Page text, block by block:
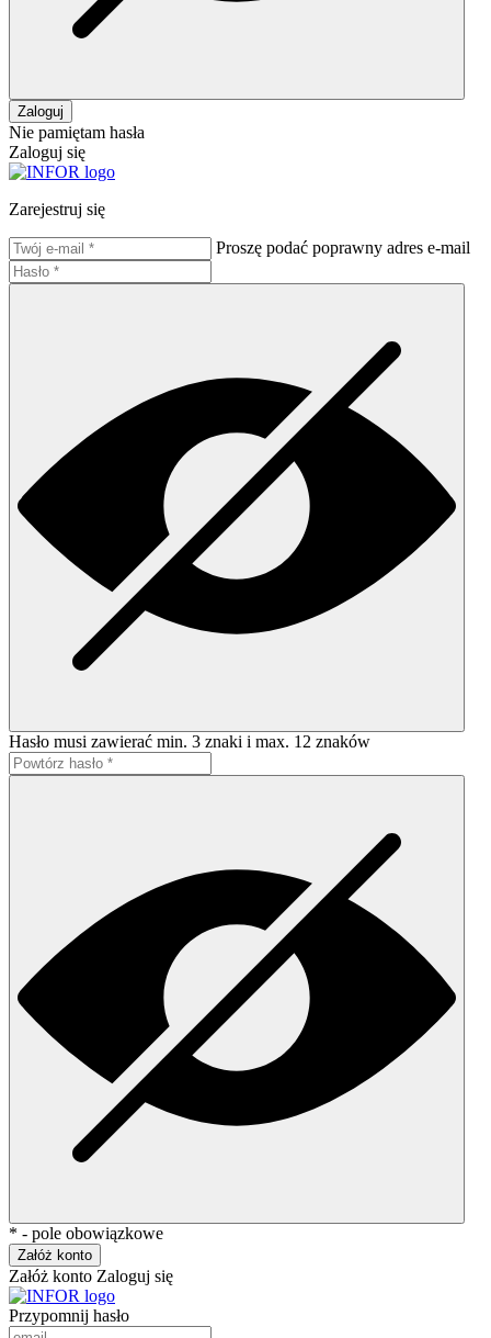
Zaloguj
Nie pamiętam hasła
Zaloguj się
Zarejestruj się
Proszę podać poprawny adres e-mail
Hasło musi zawierać min. 3 znaki i max. 12 znaków
* - pole obowiązkowe
Załóż konto
Załóż konto Zaloguj się
Przypomnij hasło